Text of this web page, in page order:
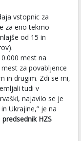
vstopnic za
za eno tekmo
od 15 in
mest na
za povabljence
in drugim. Zdi se mi,
tudi v
najavilo se je
Ukrajine,” je na
predsednik HZS